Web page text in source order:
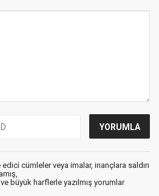
cümleler veya imalar, inançlara saldırı
büyük harflerle yazılmış yorumlar